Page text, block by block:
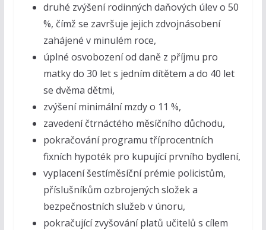
druhé zvýšení rodinných daňových úlev o 50
%, čímž se završuje jejich zdvojnásobení
zahájené v minulém roce,
úplné osvobození od daně z příjmu pro
matky do 30 let s jedním dítětem a do 40 let
se dvěma dětmi,
zvýšení minimální mzdy o 11 %,
zavedení čtrnáctého měsíčního důchodu,
pokračování programu tříprocentních
fixních hypoték pro kupující prvního bydlení,
vyplacení šestíměsíční prémie policistům,
příslušníkům ozbrojených složek a
bezpečnostních služeb v únoru,
pokračující zvyšování platů učitelů s cílem